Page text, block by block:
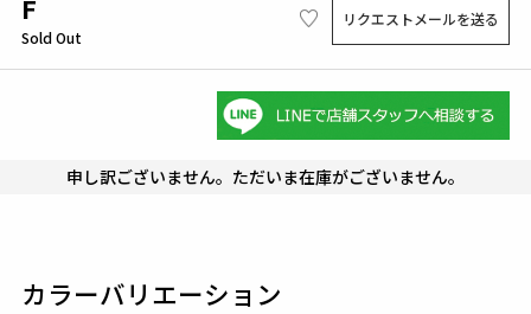
F
Sold Out
リクエストメールを送る
申し訳ございません。ただいま在庫がございません。
カラーバリエーション